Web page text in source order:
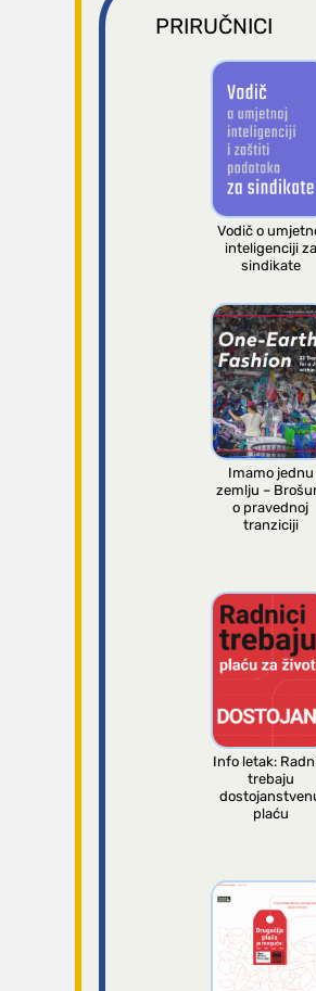
PRIRUČNICI
Vodič o
inteligenciji za
sindikate
Imamo jednu
zemlju –
o pravednoj
tranziciji
Info letak:
trebaju
plaću